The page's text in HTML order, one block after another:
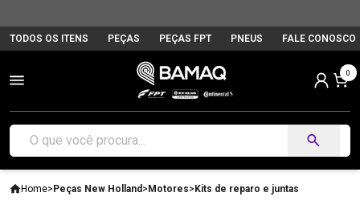
TODOS OS ITENS PEÇAS PEÇAS FPT PNEUS FALE CONOSCO
0
Home>Peças New Holland >Motores>Kits de reparo e juntas